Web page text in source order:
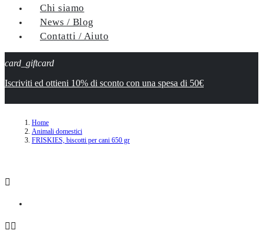
Chi siamo
News / Blog
Contatti / Aiuto
card_giftcard
Iscriviti ed ottieni 10% di sconto con una spesa di 50€
Home
Animali domestici
FRISKIES, biscotti per cani 650 gr

 